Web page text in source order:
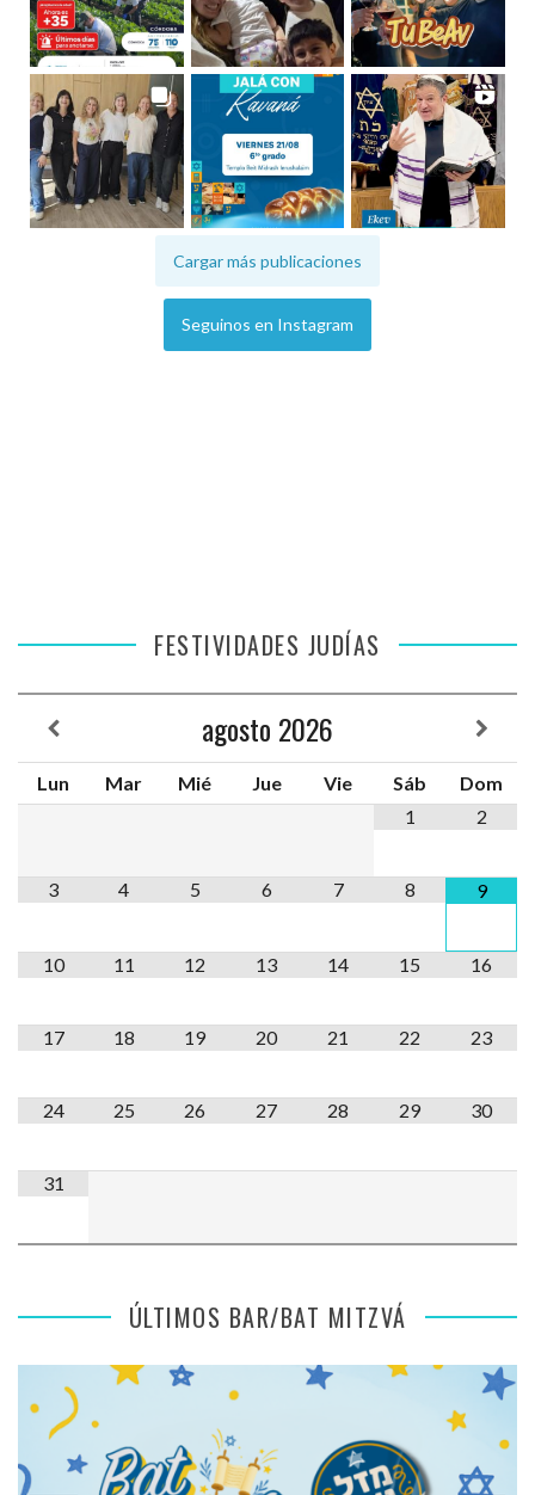
Cargar más publicaciones
Seguinos en Instagram
FESTIVIDADES JUDÍAS
agosto 2026
Lun Mar Mié Jue Vie Sáb
Dom
1
2
3 4 5 6 7 8 9
10 11 12 13 14 15 16
17 18 19 20 21 22 23
24 25 26 27 28 29 30
31
ÚLTIMOS BAR/BAT MITZVÁ